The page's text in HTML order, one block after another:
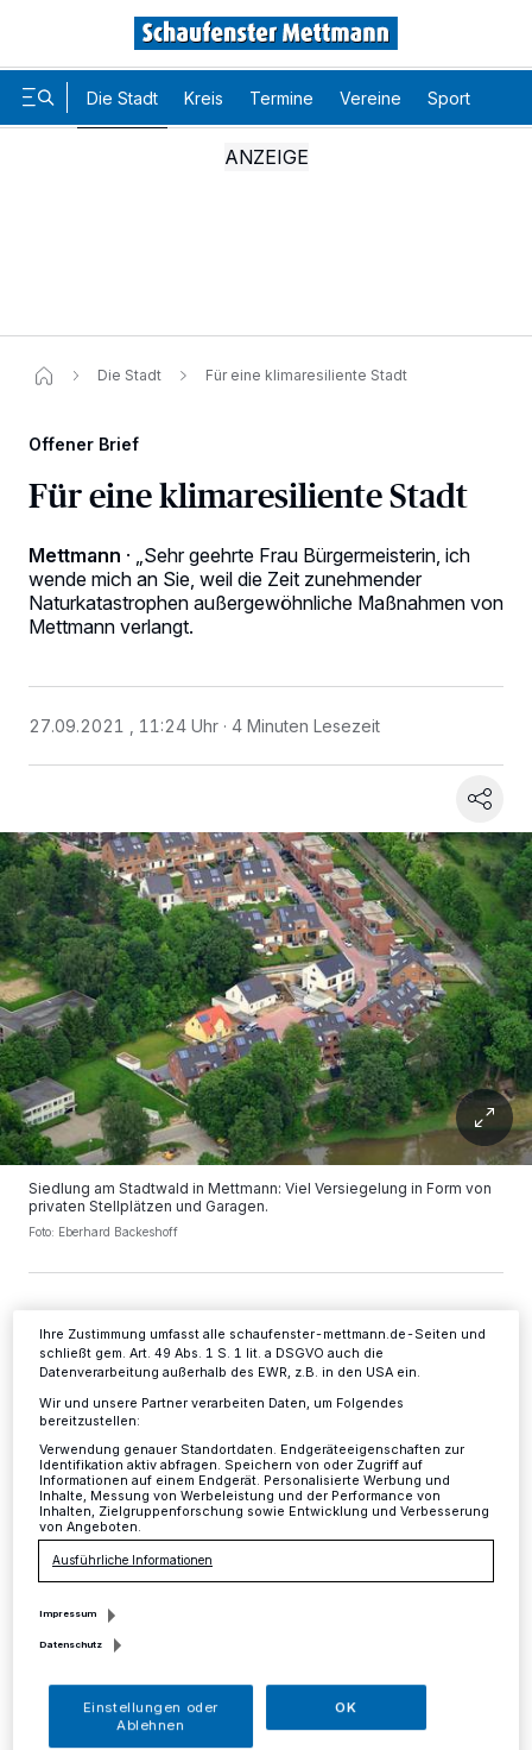
Die Stadt Kreis Termine Vereine Sport
Die Stadt Für eine klimaresiliente Stadt
Offener Brief
Für eine klimaresiliente Stadt
Mettmann · „Sehr geehrte Frau Bürgermeisterin, ich
wende mich an Sie, weil die Zeit zunehmender
Naturkatastrophen außergewöhnliche Maßnahmen von
Mettmann verlangt.
27.09.2021 , 11:24 Uhr 4 Minuten Lesezeit
Siedlung am Stadtwald in Mettmann: Viel Versiegelung in Form von
privaten Stellplätzen und Garagen.
Foto: Eberhard Backeshoff
I
st die Hochwasserkatastrophe, die im Juli
das Ahrtal in ein Inferno verwandelte,
bereits vergessen? Verdrängt durch den Alltag
des Wahlkampfs? Natürlich, mittlerweile sind
schnelle Entschädigungszahlungen
versprochen worden. Aber: Welche
werden ergriffen?
Außerhalb von Ahr und Erft, außerhalb von
Bächen wie der Düssel oder der Rurtalsperre
Wir und unsere 218-Partner speichern und greifen auf
personenbezogene Daten wie Browserdaten oder eindeutige
Kennungen auf Ihrem Gerät zu. Durch Auswahl von OK aktivieren Sie
Tracking-Technologien für die unter „Wir und unsere Partner
verarbeiten Daten, um Ihnen Dienste bereitzustellen“ aufgeführten
Zwecke. Wenn Tracker deaktiviert sind, sind manche Inhalte und
Anzeigen möglicherweise nicht mehr so relevant für Sie. Sie können
dieses Menü jederzeit wieder aufrufen, um Ihre Einstellungen zu
Ihre Zustimmung umfasst alle schaufenster-mettmann.de-Seiten und
schließt gem. Art. 49 Abs. 1 S. 1 lit. a DSGVO auch die
Datenverarbeitung außerhalb des EWR, z.B. in den USA ein.
Wir und unsere Partner verarbeiten Daten, um Folgendes
bereitzustellen:
Verwendung genauer Standortdaten. Endgeräteeigenschaften zur
Identifikation aktiv abfragen. Speichern von oder Zugriff auf
Informationen auf einem Endgerät. Personalisierte Werbung und
Inhalte, Messung von Werbeleistung und der Performance von
Inhalten, Zielgruppenforschung sowie Entwicklung und Verbesserung
von Angeboten.
Ausführliche Informationen
Impressum
Datenschutz
Einstellungen oder
Ablehnen
OK